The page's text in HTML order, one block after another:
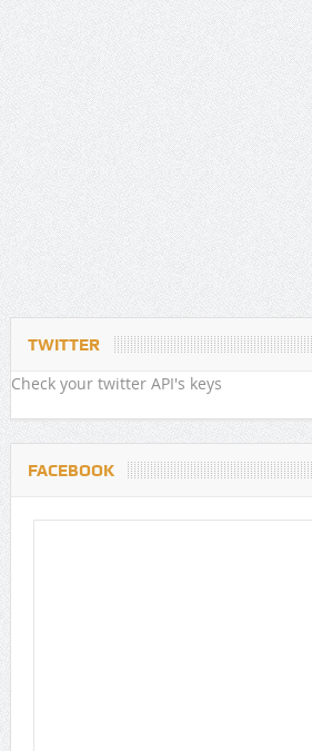
TWITTER
Check your twitter API's keys
FACEBOOK